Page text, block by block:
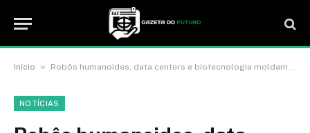
Início » Robôs humanoides, data centers e biotecnologia moldam a economia e os investimentos em 2026
NOTÍCIAS